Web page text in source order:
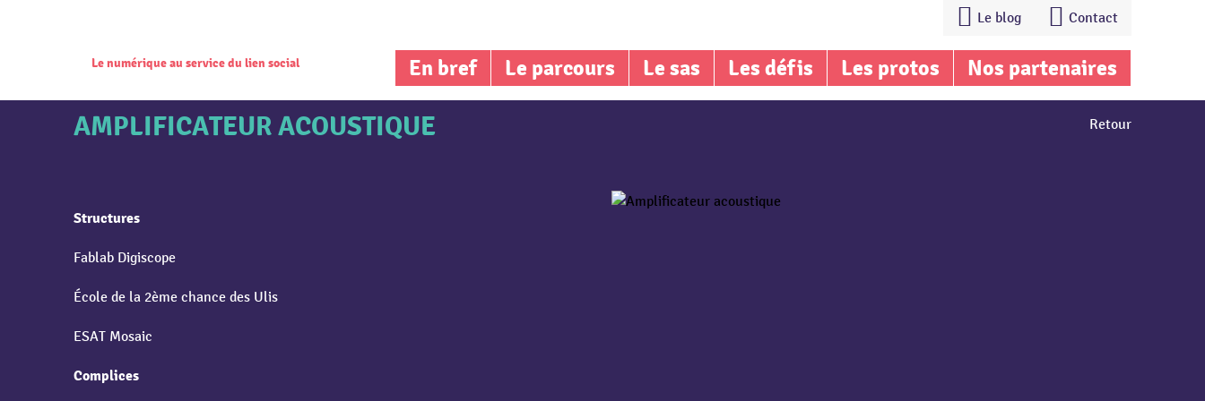
Le numérique au service du lien social
Le blog Contact
En bref Le parcours Le sas Les défis Les protos Nos partenaires
AMPLIFICATEUR ACOUSTIQUE Retour
Structures
Fablab Digiscope
École de la 2ème chance des Ulis
ESAT Mosaic
Complices